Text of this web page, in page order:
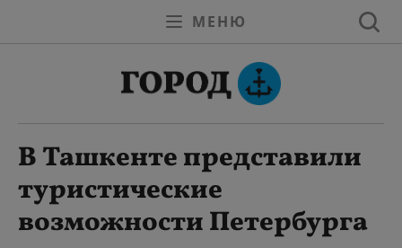
МЕНЮ
В Ташкенте представили
туристические
возможности Петербурга